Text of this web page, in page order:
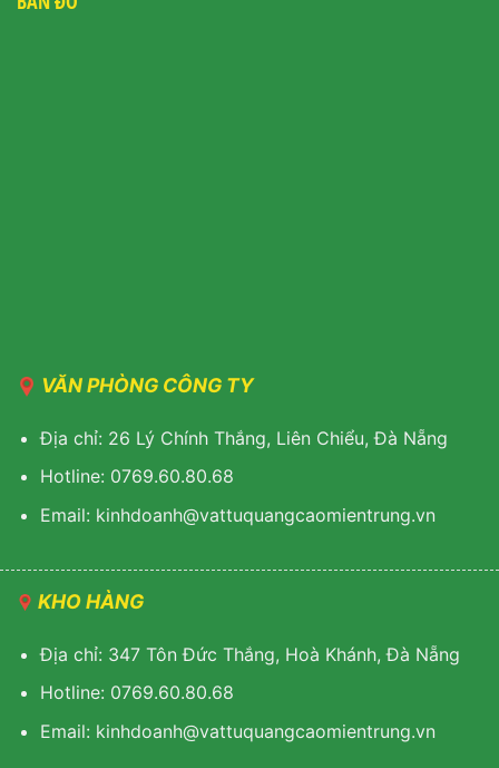
VĂN PHÒNG CÔNG TY
Địa chỉ: 26 Lý Chính Thắng, Liên Chiểu, Đà Nẵng
Hotline: 0769.60.80.68
Email: kinhdoanh@vattuquangcaomientrung.vn
KHO HÀNG
Địa chỉ: 347 Tôn Đức Thắng, Hoà Khánh, Đà Nẵng
Hotline: 0769.60.80.68
Email: kinhdoanh@vattuquangcaomientrung.vn